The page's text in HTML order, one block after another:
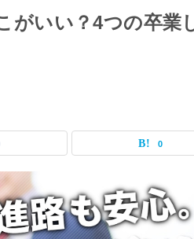
がいい？4つの卒業
0